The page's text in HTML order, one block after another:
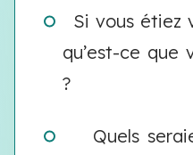
Si vous étiez
qu’est-ce que
?
Quels